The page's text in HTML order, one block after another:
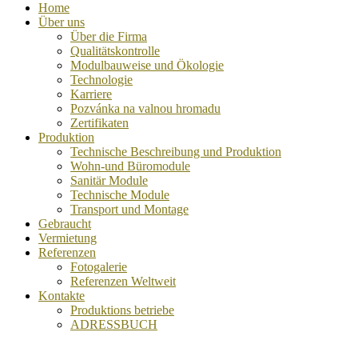
Home
Über uns
Über die Firma
Qualitätskontrolle
Modulbauweise und Ökologie
Technologie
Karriere
Pozvánka na valnou hromadu
Zertifikaten
Produktion
Technische Beschreibung und Produktion
Wohn-und Büromodule
Sanitär Module
Technische Module
Transport und Montage
Gebraucht
Vermietung
Referenzen
Fotogalerie
Referenzen Weltweit
Kontakte
Produktions betriebe
ADRESSBUCH